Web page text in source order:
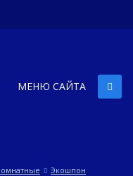
МЕНЮ САЙТА
Экошпон